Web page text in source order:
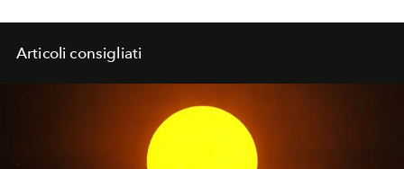
Articoli consigliati